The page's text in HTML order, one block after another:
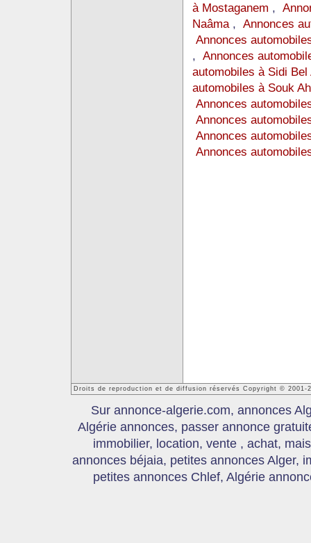
à Mostaganem ,
Naâma, Annonces
Annonces
, Annonces
automobiles à Sidi Bel
automobiles à Souk
Annonces
Annonces
Annonces
Annonces
Droits de reproduction et de diffusion réservés Copyright © 2001-
Sur annonce-algerie.com, annonces
Algérie annonces, passer annonce
immobilier, location, vente , achat,
annonces béjaia, petites annonces Alger,
petites annonces Chlef, Algérie